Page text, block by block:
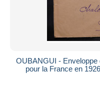
OUBANGUI -
pour la France en